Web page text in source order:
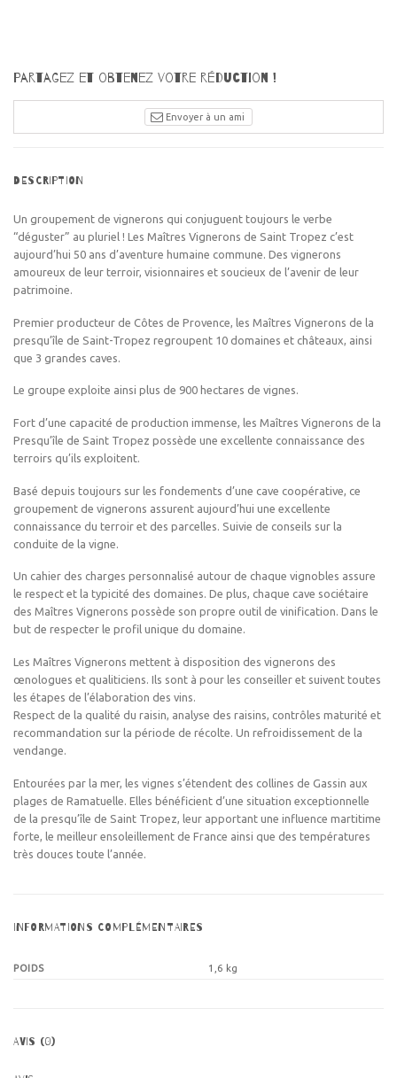
Partagez et obtenez votre réduction !
Envoyer à un ami
DESCRIPTION
Un groupement de vignerons qui conjuguent toujours le verbe
“déguster” au pluriel ! Les Maîtres Vignerons de Saint Tropez c’est
aujourd’hui 50 ans d’aventure humaine commune. Des vignerons
amoureux de leur terroir, visionnaires et soucieux de l’avenir de leur
patrimoine.
Premier producteur de Côtes de Provence, les Maîtres Vignerons de la
presqu’île de Saint-Tropez regroupent 10 domaines et châteaux, ainsi
que 3 grandes caves.
Le groupe exploite ainsi plus de 900 hectares de vignes.
Fort d’une capacité de production immense, les Maîtres Vignerons de la
Presqu’île de Saint Tropez possède une excellente connaissance des
terroirs qu’ils exploitent.
Basé depuis toujours sur les fondements d’une cave coopérative, ce
groupement de vignerons assurent aujourd’hui une excellente
connaissance du terroir et des parcelles. Suivie de conseils sur la
conduite de la vigne.
Un cahier des charges personnalisé autour de chaque vignobles assure
le respect et la typicité des domaines. De plus, chaque cave sociétaire
des Maîtres Vignerons possède son propre outil de vinification. Dans le
but de respecter le profil unique du domaine.
Les Maîtres Vignerons mettent à disposition des vignerons des
œnologues et qualiticiens. Ils sont à pour les conseiller et suivent toutes
les étapes de l’élaboration des vins.
Respect de la qualité du raisin, analyse des raisins, contrôles maturité et
recommandation sur la période de récolte. Un refroidissement de la
vendange.
Entourées par la mer, les vignes s’étendent des collines de Gassin aux
plages de Ramatuelle. Elles bénéficient d’une situation exceptionnelle
de la presqu’île de Saint Tropez, leur apportant une influence martitime
forte, le meilleur ensoleillement de France ainsi que des températures
très douces toute l’année.
INFORMATIONS COMPLÉMENTAIRES
POIDS 1,6 kg
AVIS (0)